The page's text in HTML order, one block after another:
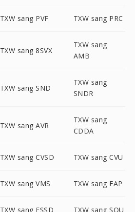
TXW sang PVF TXW sang PRC
TXW sang 8SVX
TXW sang
AMB
TXW sang SND
TXW sang
SNDR
TXW sang AVR
TXW sang
CDDA
TXW sang CVSD TXW sang CVU
TXW sang VMS TXW sang FAP
TXW sang FSSD TXW sang SOU